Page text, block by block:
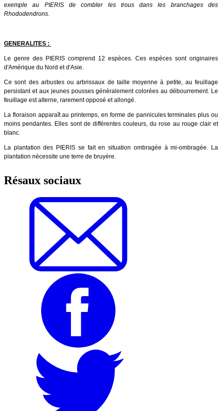
exemple au PIERIS de combler les trous dans les branchages des
Rhododendrons.
GENERALITES :
Le genre des PIERIS comprend 12 espèces. Ces espèces sont originaires
d'Amérique du Nord et d'Asie.
Ce sont des arbustes ou arbrissaux de taille moyenne à petite, au feuillage
persistant et aux jeunes pousses généralement colorées au débourrement. Le
feuillage est alterne, rarement opposé et allongé.
La floraison apparaît au printemps, en forme de pannicules terminales plus ou
moins pendantes. Elles sont de différentes couleurs, du rose au rouge clair et
blanc.
La plantation des PIERIS se fait en situation ombragée à mi-ombragée. La
plantation nécessite une terre de bruyère.
Résaux sociaux